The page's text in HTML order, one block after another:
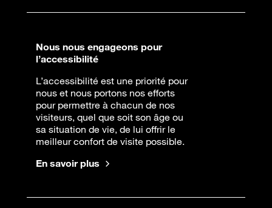
Nous nous engageons pour
l’accessibilité
L’accessibilité est une priorité pour
nous et nous portons nos efforts
pour permettre à chacun de nos
visiteurs, quel que soit son âge ou
sa situation de vie, de lui offrir le
meilleur confort de visite possible.
En savoir plus